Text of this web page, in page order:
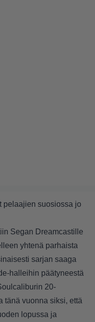
pelaajien suosiossa jo
Segan Dreamcastille
yhtenä parhaista
sarjan saaga
halleihin päätyneestä
20-
tänä vuonna siksi, että
lopussa ja